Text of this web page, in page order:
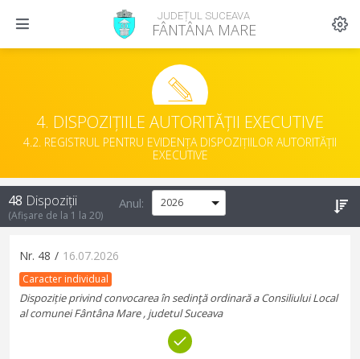
JUDEȚUL SUCEAVA
FÂNTÂNA MARE
4. DISPOZIȚIILE AUTORITĂȚII EXECUTIVE
4.2. REGISTRUL PENTRU EVIDENȚA DISPOZIȚIILOR AUTORITĂȚII
EXECUTIVE
48 Dispoziții
(Afișare de la 1 la 20)
Anul:
Nr. 48 / 16.07.2026
Caracter individual
Dispoziție privind convocarea în sedinţă ordinară a Consiliului Local
al comunei Fântâna Mare , judetul Suceava